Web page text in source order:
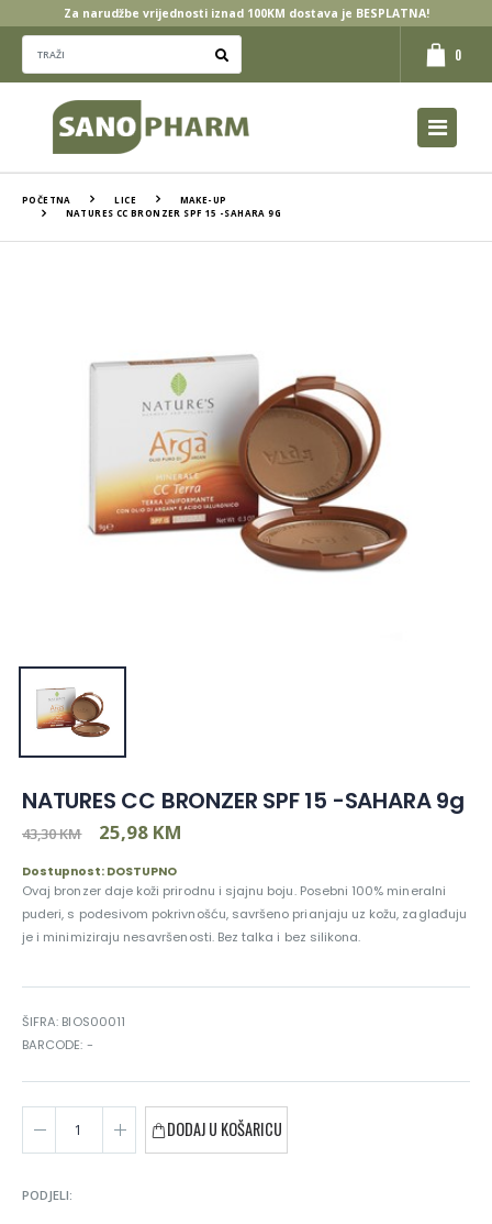
Za narudžbe vrijednosti iznad 100KM dostava je BESPLATNA!
0
POČETNA LICE
MAKE-UP
NATURES CC BRONZER SPF 15 -SAHARA 9G
NATURES CC BRONZER SPF 15 -SAHARA 9g
43,30 KM 25,98 KM
Dostupnost: DOSTUPNO
Ovaj bronzer daje koži prirodnu i sjajnu boju. Posebni 100% mineralni
puderi, s podesivom pokrivnošću, savršeno prianjaju uz kožu, zaglađuju
je i minimiziraju nesavršenosti. Bez talka i bez silikona.
ŠIFRA: BIOS00011
BARCODE: -
DODAJ U KOŠARICU
PODJELI: